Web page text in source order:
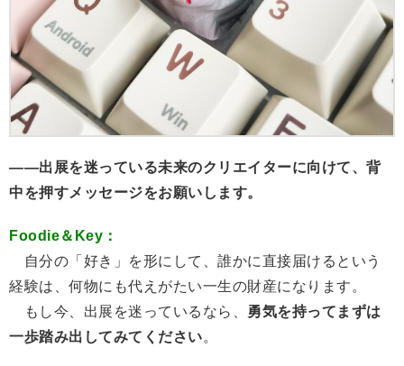
――出展を迷っている未来のクリエイターに向けて、背
中を押すメッセージをお願いします。
Foodie＆Key：
自分の「好き」を形にして、誰かに直接届けるという
経験は、何物にも代えがたい一生の財産になります。
もし今、出展を迷っているなら、
勇気を持ってまずは
一歩踏み出してみてください。